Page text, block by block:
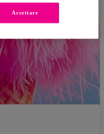
Accettare